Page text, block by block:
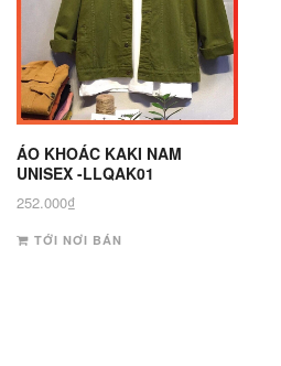
ÁO KHOÁC KAKI NAM
UNISEX -LLQAK01
252.000₫
TỚI NƠI BÁN